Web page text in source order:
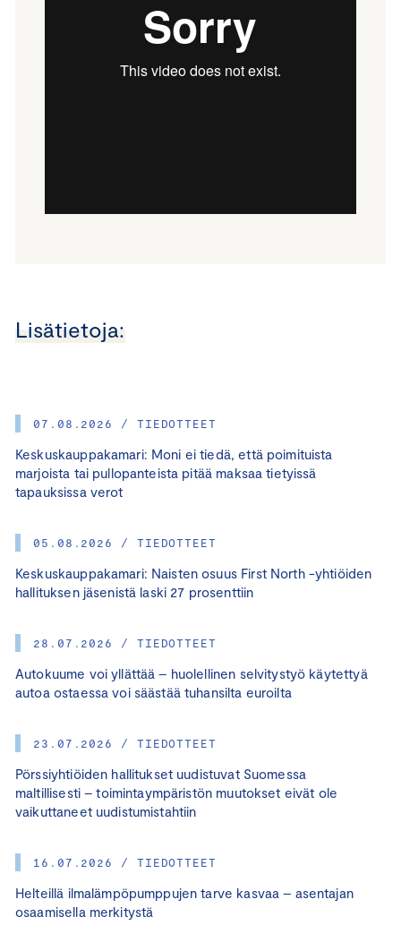
07.08.2026 / TIEDOTTEET
Keskuskauppakamari: Moni ei tiedä, että poimituista
marjoista tai pullopanteista pitää maksaa tietyissä
tapauksissa verot
05.08.2026 / TIEDOTTEET
Keskuskauppakamari: Naisten osuus First North -yhtiöiden
hallituksen jäsenistä laski 27 prosenttiin
28.07.2026 / TIEDOTTEET
Autokuume voi yllättää – huolellinen selvitystyö käytettyä
autoa ostaessa voi säästää tuhansilta euroilta
23.07.2026 / TIEDOTTEET
Pörssiyhtiöiden hallitukset uudistuvat Suomessa
maltillisesti – toimintaympäristön muutokset eivät ole
vaikuttaneet uudistumistahtiin
16.07.2026 / TIEDOTTEET
Helteillä ilmalämpöpumppujen tarve kasvaa – asentajan
osaamisella merkitystä
Lisätietoja: